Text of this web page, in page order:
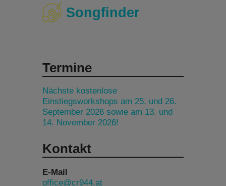
Songfinder
Termine
Nächste kostenlose
Einstiegsworkshops am 25. und 26.
September 2026 sowie am 13. und
14. November 2026!
Kontakt
E-Mail
office@cr944.at